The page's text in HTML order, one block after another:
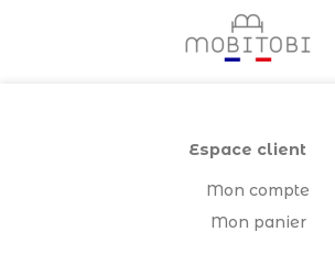
Espace client
Mon compte
Mon panier